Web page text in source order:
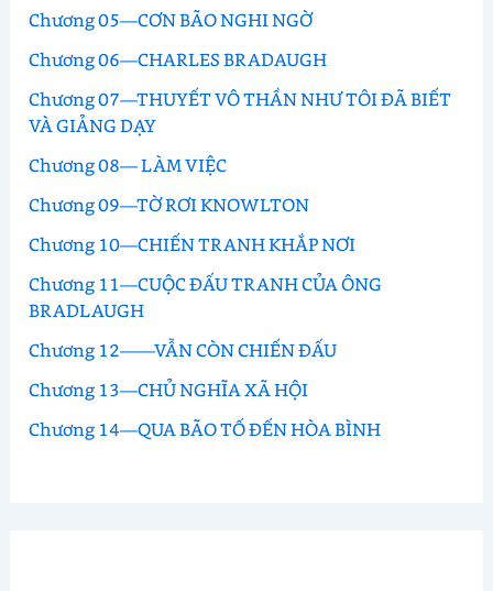
Chương 05—CƠN BÃO NGHI NGỜ
Chương 06—CHARLES BRADAUGH
Chương 07—THUYẾT VÔ THẦN NHƯ TÔI ĐÃ BIẾT
VÀ GIẢNG DẠY
Chương 08— LÀM VIỆC
Chương 09—TỜ RƠI KNOWLTON
Chương 10—CHIẾN TRANH KHẮP NƠI
Chương 11—CUỘC ĐẤU TRANH CỦA ÔNG
BRADLAUGH
Chương 12——VẪN CÒN CHIẾN ĐẤU
Chương 13—CHỦ NGHĨA XÃ HỘI
Chương 14—QUA BÃO TỐ ĐẾN HÒA BÌNH